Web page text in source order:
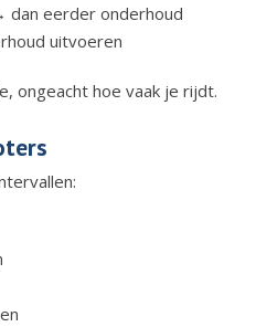
dan eerder onderhoud
uitvoeren
ongeacht hoe vaak je rijdt.